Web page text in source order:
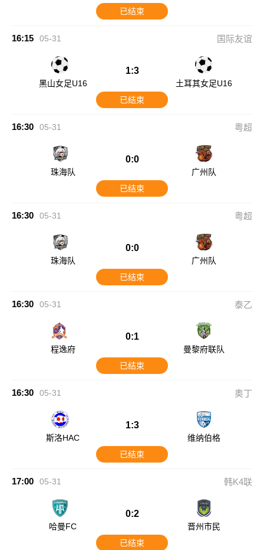
已结束
16:15 05-31 国际友谊
黑山女足U16
1:3
土耳其女足U16
已结束
16:30 05-31 粤超
珠海队
0:0
广州队
已结束
16:30 05-31 粤超
珠海队
0:0
广州队
已结束
16:30 05-31 泰乙
程逸府
0:1
曼黎府联队
已结束
16:30 05-31 奥丁
斯洛HAC
1:3
维纳伯格
已结束
17:00 05-31 韩K4联
哈曼FC
0:2
晋州市民
已结束